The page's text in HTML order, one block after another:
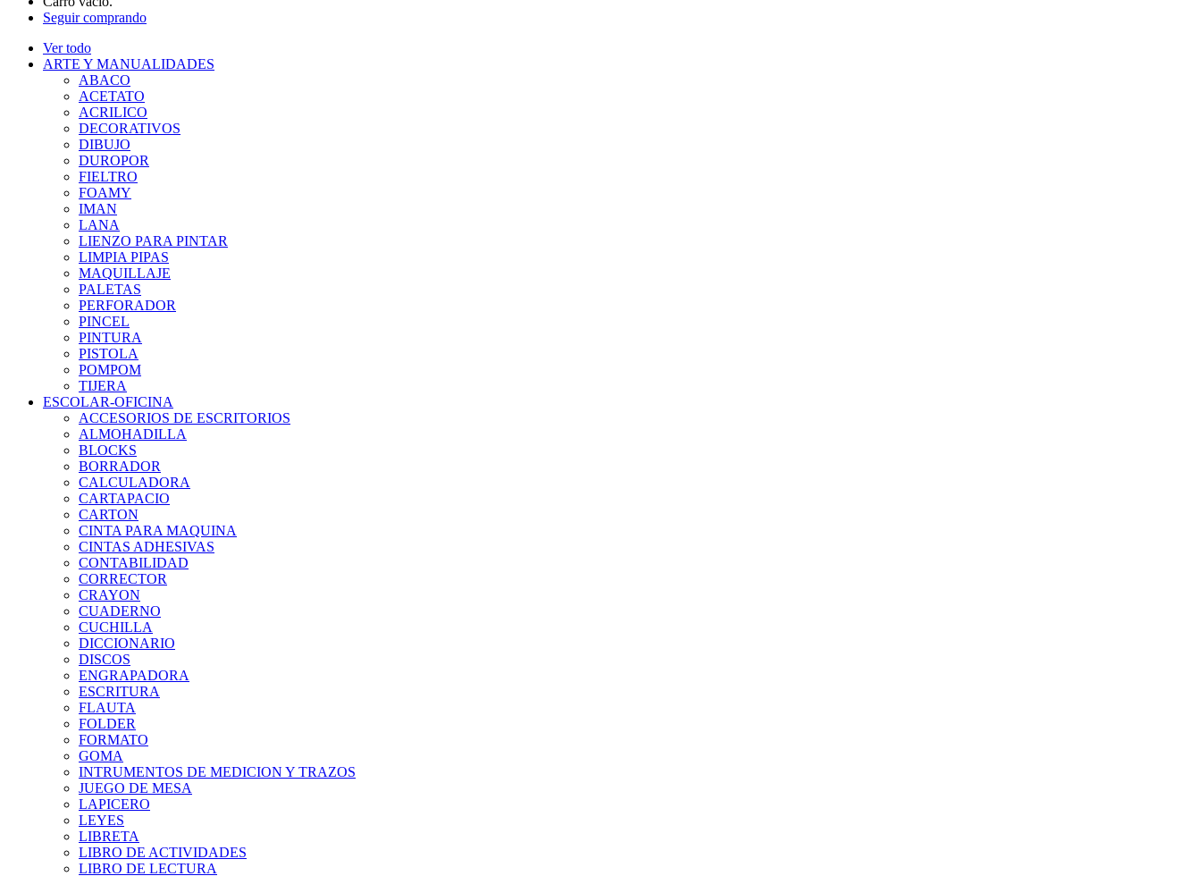
Seguir comprando
Ver todo
ARTE Y MANUALIDADES
ABACO
ACETATO
ACRILICO
DECORATIVOS
DIBUJO
DUROPOR
FIELTRO
FOAMY
IMAN
LANA
LIENZO PARA PINTAR
LIMPIA PIPAS
MAQUILLAJE
PALETAS
PERFORADOR
PINCEL
PINTURA
PISTOLA
POMPOM
TIJERA
ESCOLAR-OFICINA
ACCESORIOS DE ESCRITORIOS
ALMOHADILLA
BLOCKS
BORRADOR
CALCULADORA
CARTAPACIO
CARTON
CINTA PARA MAQUINA
CINTAS ADHESIVAS
CONTABILIDAD
CORRECTOR
CRAYON
CUADERNO
CUCHILLA
DICCIONARIO
DISCOS
ENGRAPADORA
ESCRITURA
FLAUTA
FOLDER
FORMATO
GOMA
INTRUMENTOS DE MEDICION Y TRAZOS
JUEGO DE MESA
LAPICERO
LEYES
LIBRETA
LIBRO DE ACTIVIDADES
LIBRO DE LECTURA